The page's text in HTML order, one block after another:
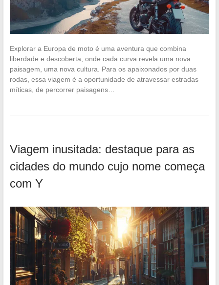
Explorar a Europa de moto é uma aventura que combina
liberdade e descoberta, onde cada curva revela uma nova
paisagem, uma nova cultura. Para os apaixonados por duas
rodas, essa viagem é a oportunidade de atravessar estradas
míticas, de percorrer paisagens…
Viagem inusitada: destaque para as
cidades do mundo cujo nome começa
com Y